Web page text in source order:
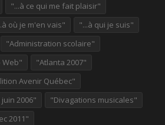
"...à ce qui me fait plaisir"
où je m'en vais"
"...à qui je suis"
"Administration scolaire"
Web"
"Atlanta 2007"
Avenir Québec"
2006"
"Divagations musicales"
2011"